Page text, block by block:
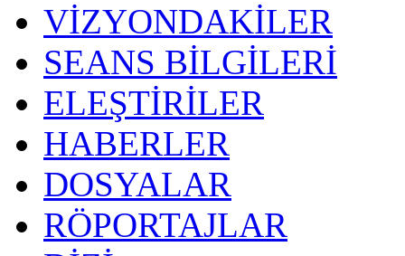
VİZYONDAKİLER
SEANS BİLGİLERİ
ELEŞTİRİLER
HABERLER
DOSYALAR
RÖPORTAJLAR